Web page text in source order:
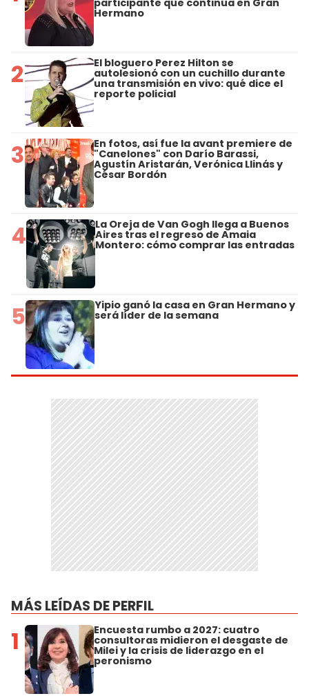
Hermano
2 El bloguero Perez Hilton se
autolesionó con un cuchillo durante
una transmisión en vivo: qué dice el
reporte policial
3 En fotos, así fue la avant premiere de
"Canelones" con Darío Barassi,
Agustín Aristarán, Verónica Llinás y
César Bordón
4 La Oreja de Van Gogh llega a Buenos
Aires tras el regreso de Amaia
Montero: cómo comprar las entradas
5 Yipio ganó la casa en Gran Hermano y
será líder de la semana
MÁS LEÍDAS DE PERFIL
1 Encuesta rumbo a 2027: cuatro
consultoras midieron el desgaste de
Milei y la crisis de liderazgo en el
peronismo